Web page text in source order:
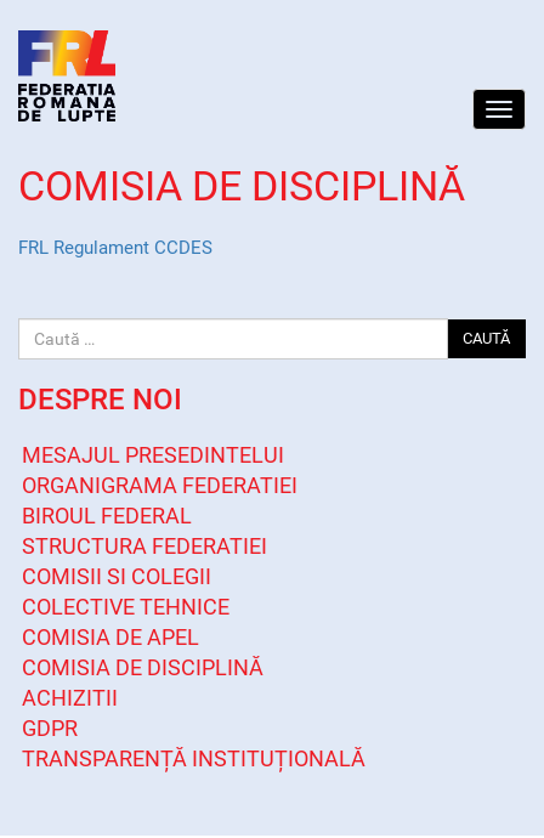
COMISIA DE DISCIPLINĂ
FRL Regulament CCDES
CAUTĂ
DESPRE NOI
MESAJUL PRESEDINTELUI
ORGANIGRAMA FEDERATIEI
BIROUL FEDERAL
STRUCTURA FEDERATIEI
COMISII SI COLEGII
COLECTIVE TEHNICE
COMISIA DE APEL
COMISIA DE DISCIPLINĂ
ACHIZITII
GDPR
TRANSPARENȚĂ INSTITUȚIONALĂ